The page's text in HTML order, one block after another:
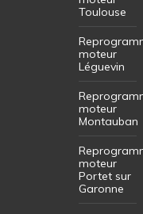
Toulouse
moteur
Léguevin
moteur
Montauban
moteur
Portet sur
Garonne